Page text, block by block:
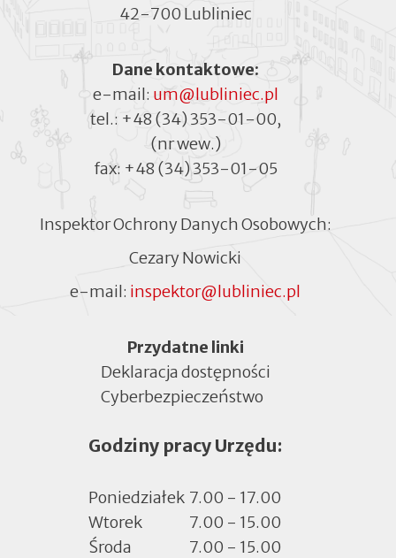
42-700 Lubliniec
Dane kontaktowe:
e-mail: um@lubliniec.pl
tel.: +48 (34) 353-01-00,
(nr wew.)
fax: +48 (34) 353-01-05
Inspektor Ochrony Danych Osobowych:
Cezary Nowicki
e-mail: inspektor@lubliniec.pl
MenuPrzydatne linki
Deklaracja dostępności
Cyberbezpieczeństwo
w
zakładce
Godziny pracy Urzędu:
Poniedziałek 7.00 - 17.00
Wtorek
7.00 - 15.00
Środa
7.00 - 15.00